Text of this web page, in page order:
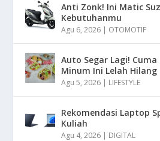
Anti Zonk! Ini Matic
Kebutuhanmu
Agu 6, 2026 | OTOMOTIF
Auto Segar Lagi!
Minum Ini Lelah Hilang
Agu 5, 2026 | LIFESTYLE
Rekomendasi Laptop
Kuliah
Agu 4, 2026 | DIGITAL